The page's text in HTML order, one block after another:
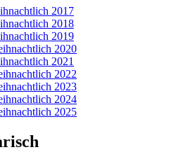
2017
2018
2019
2020
2021
2022
2023
2024
2025